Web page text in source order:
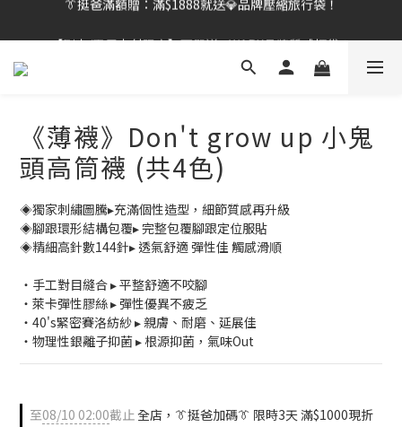
👔挺爸行動：全館襪款【最低$149起】✨立即下單！
《薄襪》Don't grow up 小鬼
頭高筒襪 (共4色)
◈獨家刺繡圖騰▸充滿個性造型，細節質感再升級
◈腳跟環形結構包覆▸ 完整包覆腳跟定位服貼
◈精細高針數144針▸ 透氣舒適 彈性佳 觸感滑順
・手工對目縫合 ▸ 平整舒適不咬腳
・萊卡彈性膠絲 ▸ 彈性優異不疲乏
・40's緊密賽洛紡紗 ▸ 親膚、耐磨、延展佳
・物理性銀離子抑菌 ▸ 根源抑菌，氣味Out
至08/10 02:00截止全店，👔挺爸加碼👔 限時3天 滿$1000現折